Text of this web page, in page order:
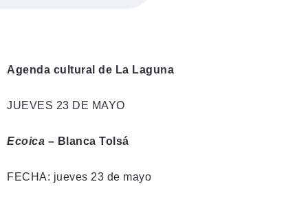
Agenda cultural de La Laguna
JUEVES 23 DE MAYO
Ecoica – Blanca Tolsá
FECHA: jueves 23 de mayo